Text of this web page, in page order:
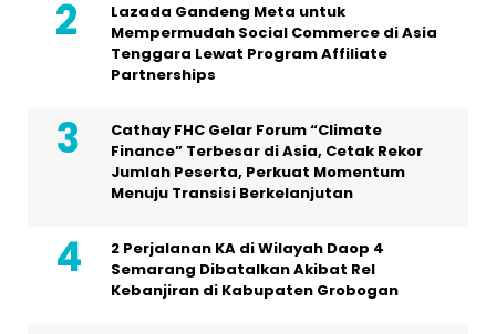
Lazada Gandeng Meta untuk
Mempermudah Social Commerce di Asia
Tenggara Lewat Program Affiliate
Partnerships
Cathay FHC Gelar Forum “Climate
Finance” Terbesar di Asia, Cetak Rekor
Jumlah Peserta, Perkuat Momentum
Menuju Transisi Berkelanjutan
2 Perjalanan KA di Wilayah Daop 4
Semarang Dibatalkan Akibat Rel
Kebanjiran di Kabupaten Grobogan